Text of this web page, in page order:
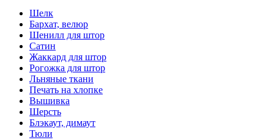
Шелк
Бархат, велюр
Шенилл для штор
Сатин
Жаккард для штор
Рогожка для штор
Льняные ткани
Печать на хлопке
Вышивка
Шерсть
Блэкаут, димаут
Тюли